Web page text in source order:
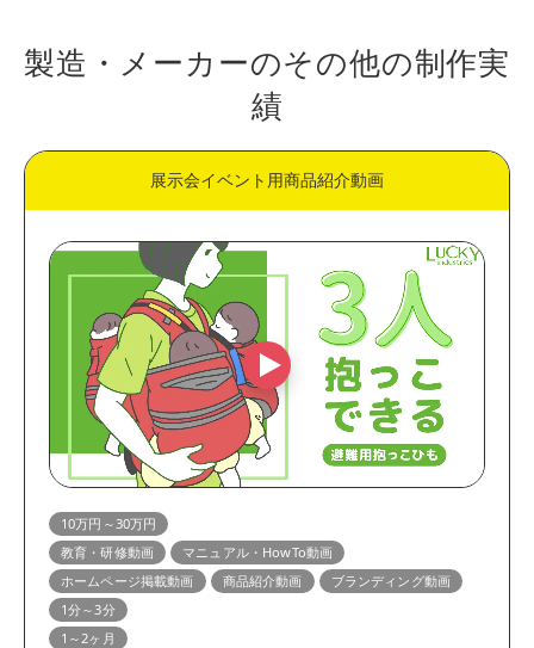
製造・メーカーのその他の制作実
績
展示会イベント用商品紹介動画
10万円～30万円
教育・研修動画
マニュアル・HowTo動画
ホームページ掲載動画
商品紹介動画
ブランディング動画
1分～3分
1～2ヶ月